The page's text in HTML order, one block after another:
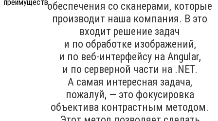
обеспечения со сканерами, которые
производит наша компания. В это
входит решение задач
и по обработке изображений,
и по веб-интерфейсу на Angular,
и по серверной части на .NET.
А самая интересная задача,
пожалуй, — это фокусировка
объектива контрастным методом.